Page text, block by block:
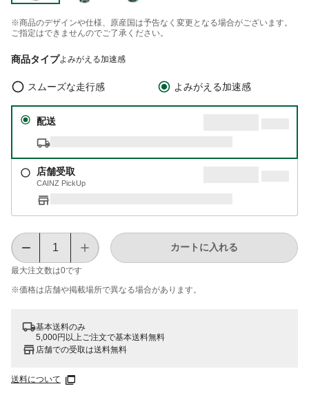
※商品のデザインや仕様、原産国は予告なく変更となる場合がございます。
ご指定はできませんのでご了承ください。
商品タイプよみがえる加速感
スムーズな走行感 よみがえる加速感
配送
店舗受取
CAINZ PickUp
最大注文数は0です
カートに入れる
※価格は​店舗や​掲載場所で​異なる​場合が​あります。
基本送料のみ
5,000円以上ご注文で基本送料無料
店舗での受取は送料無料
送料について